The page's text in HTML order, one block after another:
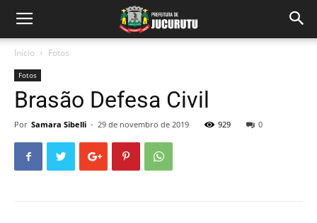
Início Fotos
Fotos
Brasão Defesa Civil
Por Samara Sibelli - 29 de novembro de 2019 929 0